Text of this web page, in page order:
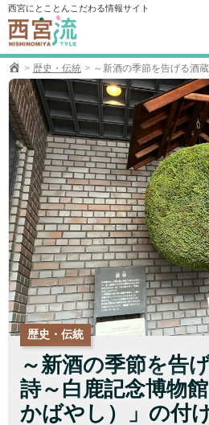
コ
ン
テ
ン
ツ
へ
移
動
西宮にとことんこだわる情報サイト
歴史・伝統 ～新酒の季節を告げる酒
歴史・伝統
～新酒の季節を告
詩～白鹿記念博物
かばやし）」の付